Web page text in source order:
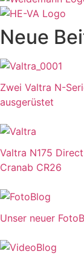
Neue
Zwei Valtra N-
ausgerüstet
Valtra N175
Cranab CR26
Unser neuer